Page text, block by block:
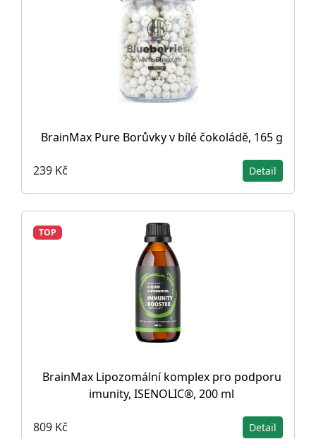
BrainMax Pure Borůvky v bílé čokoládě, 165 g
239 Kč Detail
TOP
BrainMax Lipozomální komplex pro podporu
imunity, ISENOLIC®, 200 ml
809 Kč Detail